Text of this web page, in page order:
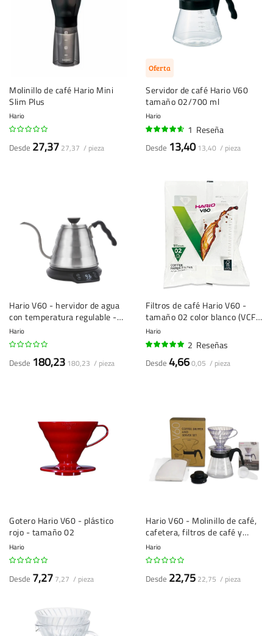
Molinillo de café Hario Mini
Slim Plus
Hario
Desde 27,37 27,37 / pieza
Oferta
Servidor de café Hario V60
tamaño 02/700 ml
Hario
1 Reseña
Desde 13,40 13,40 / pieza
Hario V60 - hervidor de agua
con temperatura regulable -
EVT-80-HSV-E
Hario
Desde 180,23 180,23 / pieza
Filtros de café Hario V60 -
tamaño 02 color blanco (VCF-
02-100W) - 100 unidades
Hario
2 Reseñas
Desde 4,660,05 / pieza
Gotero Hario V60 - plástico
rojo - tamaño 02
Hario
Desde 7,27 7,27 / pieza
Hario V60 - Molinillo de café,
cafetera, filtros de café y
cucharita medidora - Juego
completo
Hario
Desde 22,75 22,75 / pieza